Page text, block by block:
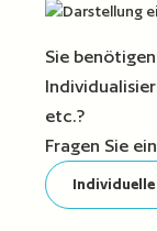
Sie
etc.?
Fragen Sie